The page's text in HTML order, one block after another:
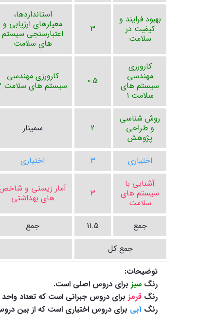
بهبود فرايند و
كيفيت در
سلامت
3
استانداردها،
معيارهاي ارزيابي و
اعتبارسنجي سيستم
هاي سلامت
كارورزي
مهندسي
سيستم هاي
سلامت ۱
0.5
كارورزي مهندسي
سيستم هاي سلامت 2
روش شناسي
و طراحي
پژوهش
2 سمینار
اختیاری 3 اختیاری
آشنایی با
سیستم های
سلامت
3
آمار زیستی و
های بهداشتی
جمع 11.5 جمع
جمع کل
توضیحات:
رنگ سبز برای دروس اصلی است.
رنگ قرمز برای دروس جبرانی است که تعداد
رنگآبی برای دروس اختیاری است که از بین